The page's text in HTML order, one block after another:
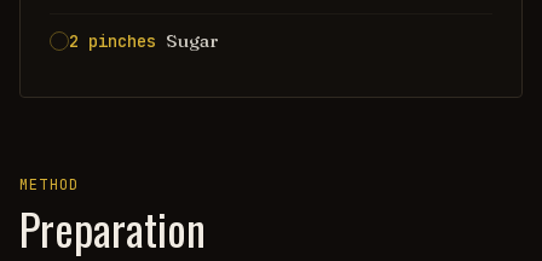
2 pinches Sugar
METHOD
Preparation